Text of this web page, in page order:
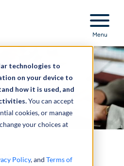
technologies to
on your device to
how it is used, and
You can accept
cookies, or manage
your choices at
Policy, and Terms of
Menu